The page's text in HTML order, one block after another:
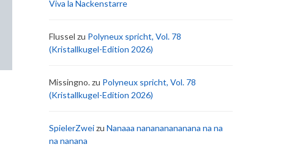
Viva la Nackenstarre
Flussel zu Polyneux spricht, Vol. 78
(Kristallkugel-Edition 2026)
Missingno.zu Polyneux spricht, Vol. 78
(Kristallkugel-Edition 2026)
SpielerZweizu Nanaaa nanananananana na na
na nanana